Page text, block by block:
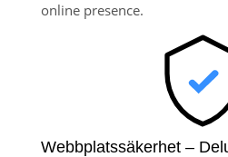
online presence.
Webbplatssäkerhet –